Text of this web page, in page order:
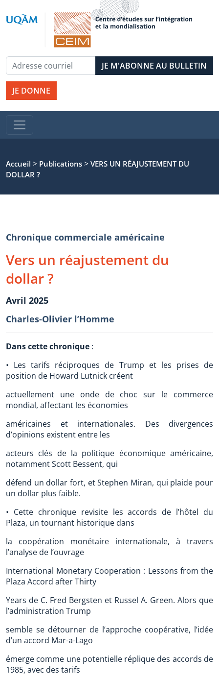
JE DONNE
Accueil > Publications > VERS UN RÉAJUSTEMENT DU
DOLLAR ?
Chronique commerciale américaine
Vers un réajustement du
dollar ?
Avril 2025
Charles-Olivier l’Homme
Dans cette chronique :
• Les tarifs réciproques de Trump et les prises de
position de Howard Lutnick créent
actuellement une onde de choc sur le commerce
mondial, affectant les économies
américaines et internationales. Des divergences
d’opinions existent entre les
acteurs clés de la politique économique américaine,
notamment Scott Bessent, qui
défend un dollar fort, et Stephen Miran, qui plaide pour
un dollar plus faible.
• Cette chronique revisite les accords de l’hôtel du
Plaza, un tournant historique dans
la coopération monétaire internationale, à travers
l’analyse de l’ouvrage
International Monetary Cooperation : Lessons from the
Plaza Accord after Thirty
Years de C. Fred Bergsten et Russel A. Green. Alors que
l’administration Trump
semble se détourner de l’approche coopérative, l’idée
d’un accord Mar-a-Lago
émerge comme une potentielle réplique des accords de
1985, avec des tarifs